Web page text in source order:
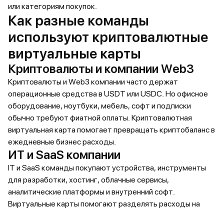
или категориям покупок.
Как разные команды
используют криптовалютные
виртуальные карты
Криптовалюты и компании Web3
Криптовалюты и Web3 компании часто держат
операционные средства в USDT или USDC. Но офисное
оборудование, ноутбуки, мебель, софт и подписки
обычно требуют фиатной оплаты. Криптовалютная
виртуальная карта помогает превращать криптобаланс в
ежедневные бизнес расходы.
ИТ и SaaS компании
IT и SaaS команды покупают устройства, инструменты
для разработки, хостинг, облачные сервисы,
аналитические платформы и внутренний софт.
Виртуальные карты помогают разделять расходы на